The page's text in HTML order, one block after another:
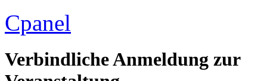
Cpanel
Verbindliche Anmeldung zur